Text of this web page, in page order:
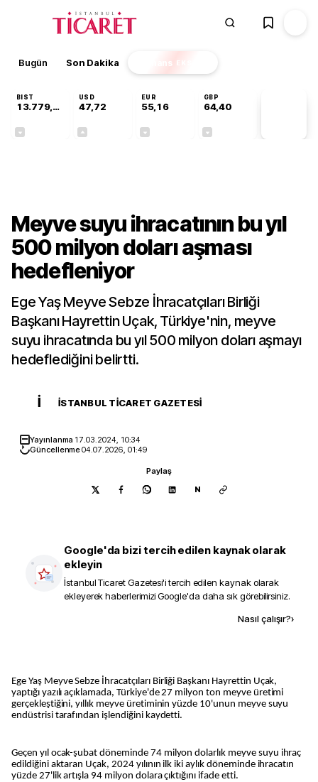
Bugün Son Dakika Finans EKSTRA
BIST
13.779,39
USD
47,72
EUR
55,16
GBP
64,40
Meyve suyu ihracatının bu yıl
500 milyon doları aşması
hedefleniyor
Ege Yaş Meyve Sebze İhracatçıları Birliği
Başkanı Hayrettin Uçak, Türkiye'nin, meyve
suyu ihracatında bu yıl 500 milyon doları aşmayı
hedeflediğini belirtti.
İ İSTANBUL TICARET GAZETESI
Yayınlanma 17.03.2024, 10:34
Güncellenme04.07.2026, 01:49
Paylaş
N
Google'da bizi tercih edilen kaynak olarak
ekleyin
İstanbul Ticaret Gazetesi'i tercih edilen kaynak olarak
ekleyerek haberlerimizi Google'da daha sık görebilirsiniz.
Nasıl çalışır?›
Ege Yaş Meyve Sebze İhracatçıları Birliği Başkanı Hayrettin Uçak,
yaptığı yazılı açıklamada, Türkiye'de 27 milyon ton meyve üretimi
gerçekleştiğini, yıllık meyve üretiminin yüzde 10'unun meyve suyu
endüstrisi tarafından işlendiğini kaydetti.
Geçen yıl ocak-şubat döneminde 74 milyon dolarlık meyve suyu ihraç
edildiğini aktaran Uçak, 2024 yılının ilk iki aylık döneminde ihracatın
yüzde 27'lik artışla 94 milyon dolara çıktığını ifade etti.